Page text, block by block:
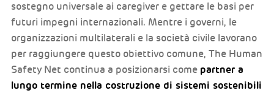
sostegno universale ai caregiver e gettare le basi per
futuri impegni internazionali. Mentre i governi, le
organizzazioni multilaterali e la società civile lavorano
per raggiungere questo obiettivo comune, The Human
Safety Net continua a posizionarsi come partner a
lungo termine nella costruzione di sistemi sostenibili